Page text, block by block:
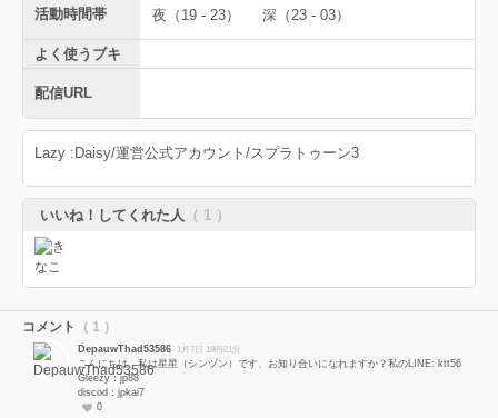
活動時間帯 夜（19 - 23） 深（23 - 03）
よく使うブキ
配信URL
Lazy :Daisy/運営公式アカウント/スプラトゥーン3
いいね！してくれた人 （ 1 ）
コメント （ 1 ）
DepauwThad53586 1月7日 19時21分
こんにちは、私は星星（シンヅン）です、お知り合いになれますか？私のLINE: ktt56
Gleezy：jp88
discod：jpkai7
0